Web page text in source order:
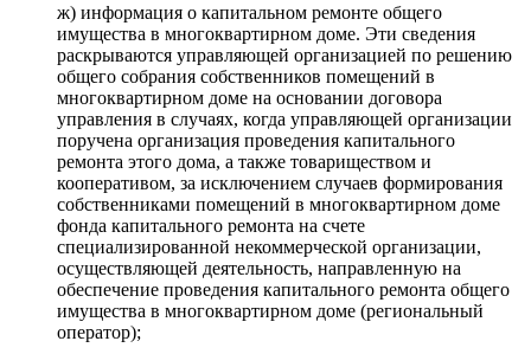
ж) информация о капитальном ремонте общего
имущества в многоквартирном доме. Эти сведения
раскрываются управляющей организацией по решению
общего собрания собственников помещений в
многоквартирном доме на основании договора
управления в случаях, когда управляющей организации
поручена организация проведения капитального
ремонта этого дома, а также товариществом и
кооперативом, за исключением случаев формирования
собственниками помещений в многоквартирном доме
фонда капитального ремонта на счете
специализированной некоммерческой организации,
осуществляющей деятельность, направленную на
обеспечение проведения капитального ремонта общего
имущества в многоквартирном доме (региональный
оператор);